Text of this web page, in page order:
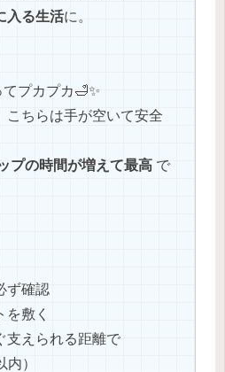
入る生活に。
プカプカ🛁✨
こちらは手が空いて安全
プの時間が増えて最高 で
ず確認
敷く
えられる距離で
）